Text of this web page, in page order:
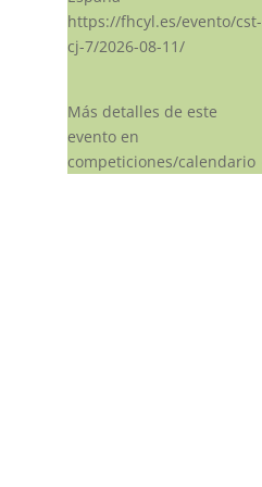
https://fhcyl.es/evento/cst-
cj-7/2026-08-11/
Más detalles de este
evento en
competiciones/calendario